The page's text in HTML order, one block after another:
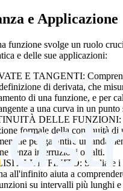
e Applicazione
funzione svolge un ruolo
e delle sue applicazioni:
E TANGENTI:
di derivata, che
di una funzione, e per
a una curva in un punto
DELLE FUNZIONI:
formale della continuità di
per garantire un
senza interruzioni o salti.
ALL'INFINITO: Studiare i
all'infinito aiuta a
su intervalli più lunghi